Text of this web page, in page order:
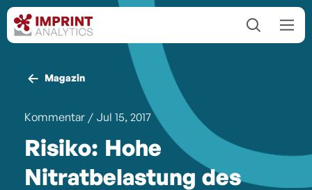
Magazin
Kommentar / Jul 15, 2017
Risiko: Hohe
Nitratbelastung des